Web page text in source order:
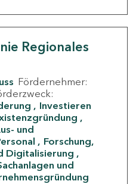
Regionales
Fördernehmer:
Investieren
und
Forschung,
Digitalisierung
und